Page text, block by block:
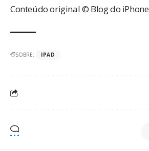
Conteúdo original © Blog do iPhone
SOBRE: IPAD